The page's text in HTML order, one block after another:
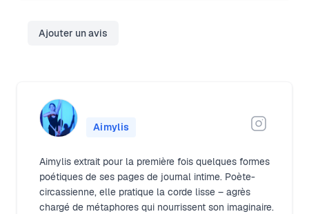
Ajouter un avis
Aimylis
Aimylis extrait pour la première fois quelques formes
poétiques de ses pages de journal intime. Poète-
circassienne, elle pratique la corde lisse – agrès
chargé de métaphores qui nourrissent son imaginaire.